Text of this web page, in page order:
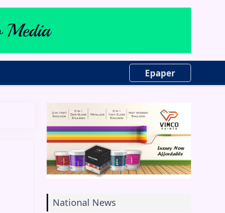
Epaper
National News